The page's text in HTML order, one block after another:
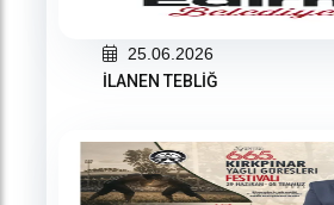
25.06.2026
İLANEN TEBLİĞ